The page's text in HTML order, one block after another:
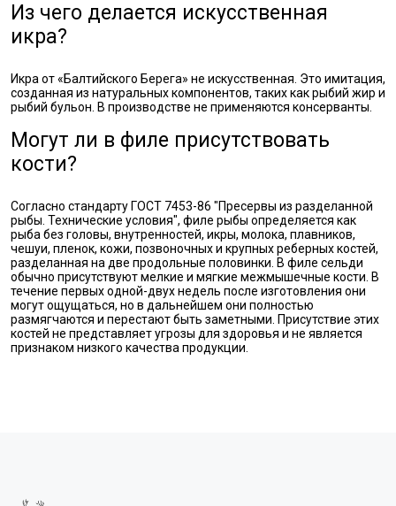
Из чего делается искусственная
икра?
Икра от «Балтийского Берега» не искусственная. Это имитация,
созданная из натуральных компонентов, таких как рыбий жир и
рыбий бульон. В производстве не применяются консерванты.
Могут ли в филе присутствовать
кости?
Согласно стандарту ГОСТ 7453-86 "Пресервы из разделанной
рыбы. Технические условия", филе рыбы определяется как
рыба без головы, внутренностей, икры, молока, плавников,
чешуи, пленок, кожи, позвоночных и крупных реберных костей,
разделанная на две продольные половинки. В филе сельди
обычно присутствуют мелкие и мягкие межмышечные кости. В
течение первых одной-двух недель после изготовления они
могут ощущаться, но в дальнейшем они полностью
размягчаются и перестают быть заметными. Присутствие этих
костей не представляет угрозы для здоровья и не является
признаком низкого качества продукции.